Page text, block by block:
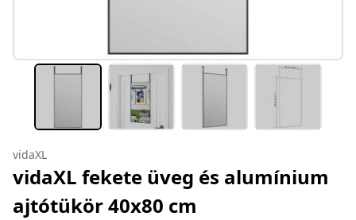
vidaXL
vidaXL fekete üveg és alumínium
ajtótükör 40x80 cm